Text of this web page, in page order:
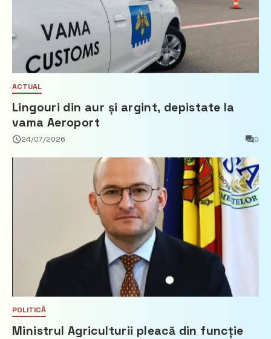
ACTUAL
Lingouri din aur și argint, depistate la
vama Aeroport
24/07/2026 0
POLITICĂ
Ministrul Agriculturii pleacă din funcție